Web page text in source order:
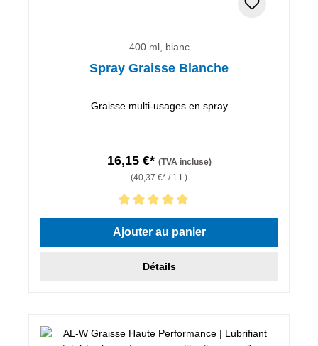
400 ml, blanc
Spray Graisse Blanche
Graisse multi-usages en spray
16,15 €* (TVA incluse)
(40,37 €* / 1 L)
Note moyenne de 5 sur 5 étoiles
Ajouter au panier
Détails